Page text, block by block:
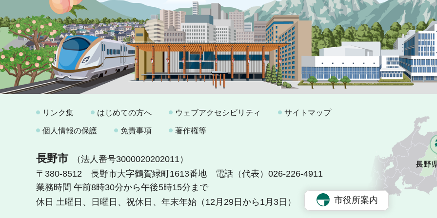
リンク集 はじめての方へ ウェブアクセシビリティ サイトマップ
個人情報の保護 免責事項 著作権等
長野市
（法人番号3000020202011）
〒380-8512 長野市大字鶴賀緑町1613番地
電話（代表）026-226-4911
業務時間 午前8時30分から午後5時15分まで
休日 土曜日、日曜日、祝休日、年末年始（12月29日から1月3日）
市役所案内